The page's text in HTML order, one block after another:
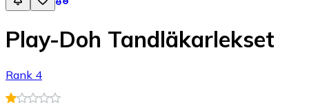
Play-Doh Tandläkarlekset
Rank 4